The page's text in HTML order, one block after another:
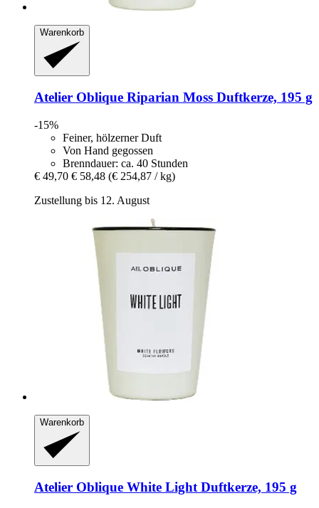
Warenkorb
Atelier Oblique Riparian Moss Duftkerze, 195 g
-15%
Feiner, hölzerner Duft
Von Hand gegossen
Brenndauer: ca. 40 Stunden
€ 49,70 € 58,48 (€ 254,87 / kg)
Zustellung bis 12. August
Warenkorb
Atelier Oblique White Light Duftkerze, 195 g